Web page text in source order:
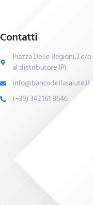
Contatti
Piazza Delle Regioni,2 c/
al distributore IP)
info@bancodellasalute.it
(+39) 342 161 8646